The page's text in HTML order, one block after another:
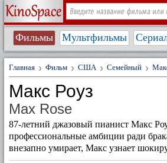
Фильмы Мультфильмы
Главная Фильм США Семейный
Макс Роуз
Max Rose
87-летний джазовый пианист Макс
профессиональные амбиции ради
внезапно умирает, Макс узнает